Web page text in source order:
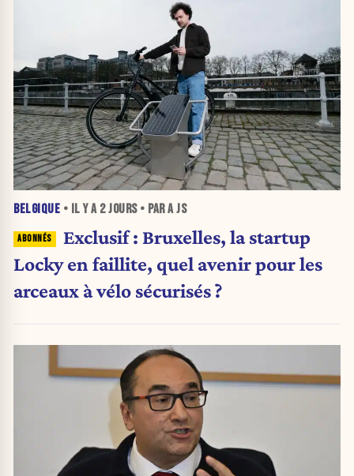
BELGIQUE • IL Y A 2 JOURS• PAR A JS
Exclusif : Bruxelles, la startup
Locky en faillite, quel avenir pour les
arceaux à vélo sécurisés ?